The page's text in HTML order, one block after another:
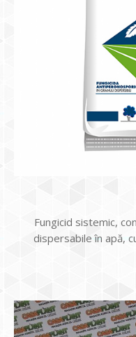
Fungicid sistemic,
dispersabile în apă,